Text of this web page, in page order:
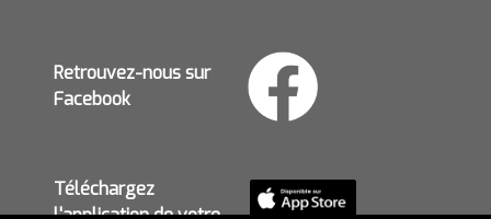
Retrouvez-nous sur
Facebook
Téléchargez